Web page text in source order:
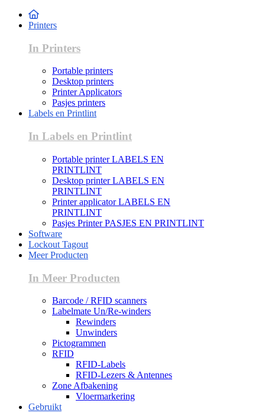
Printers
In Printers
Portable printers
Desktop printers
Printer Applicators
Pasjes printers
Labels en Printlint
In Labels en Printlint
Portable printer LABELS EN
PRINTLINT
Desktop printer LABELS EN
PRINTLINT
Printer applicator LABELS EN
PRINTLINT
Pasjes Printer PASJES EN PRINTLINT
Software
Lockout Tagout
Meer Producten
In Meer Producten
Barcode / RFID scanners
Labelmate Un/Re-winders
Rewinders
Unwinders
Pictogrammen
RFID
RFID-Labels
RFID-Lezers & Antennes
Zone Afbakening
Vloermarkering
Gebruikt